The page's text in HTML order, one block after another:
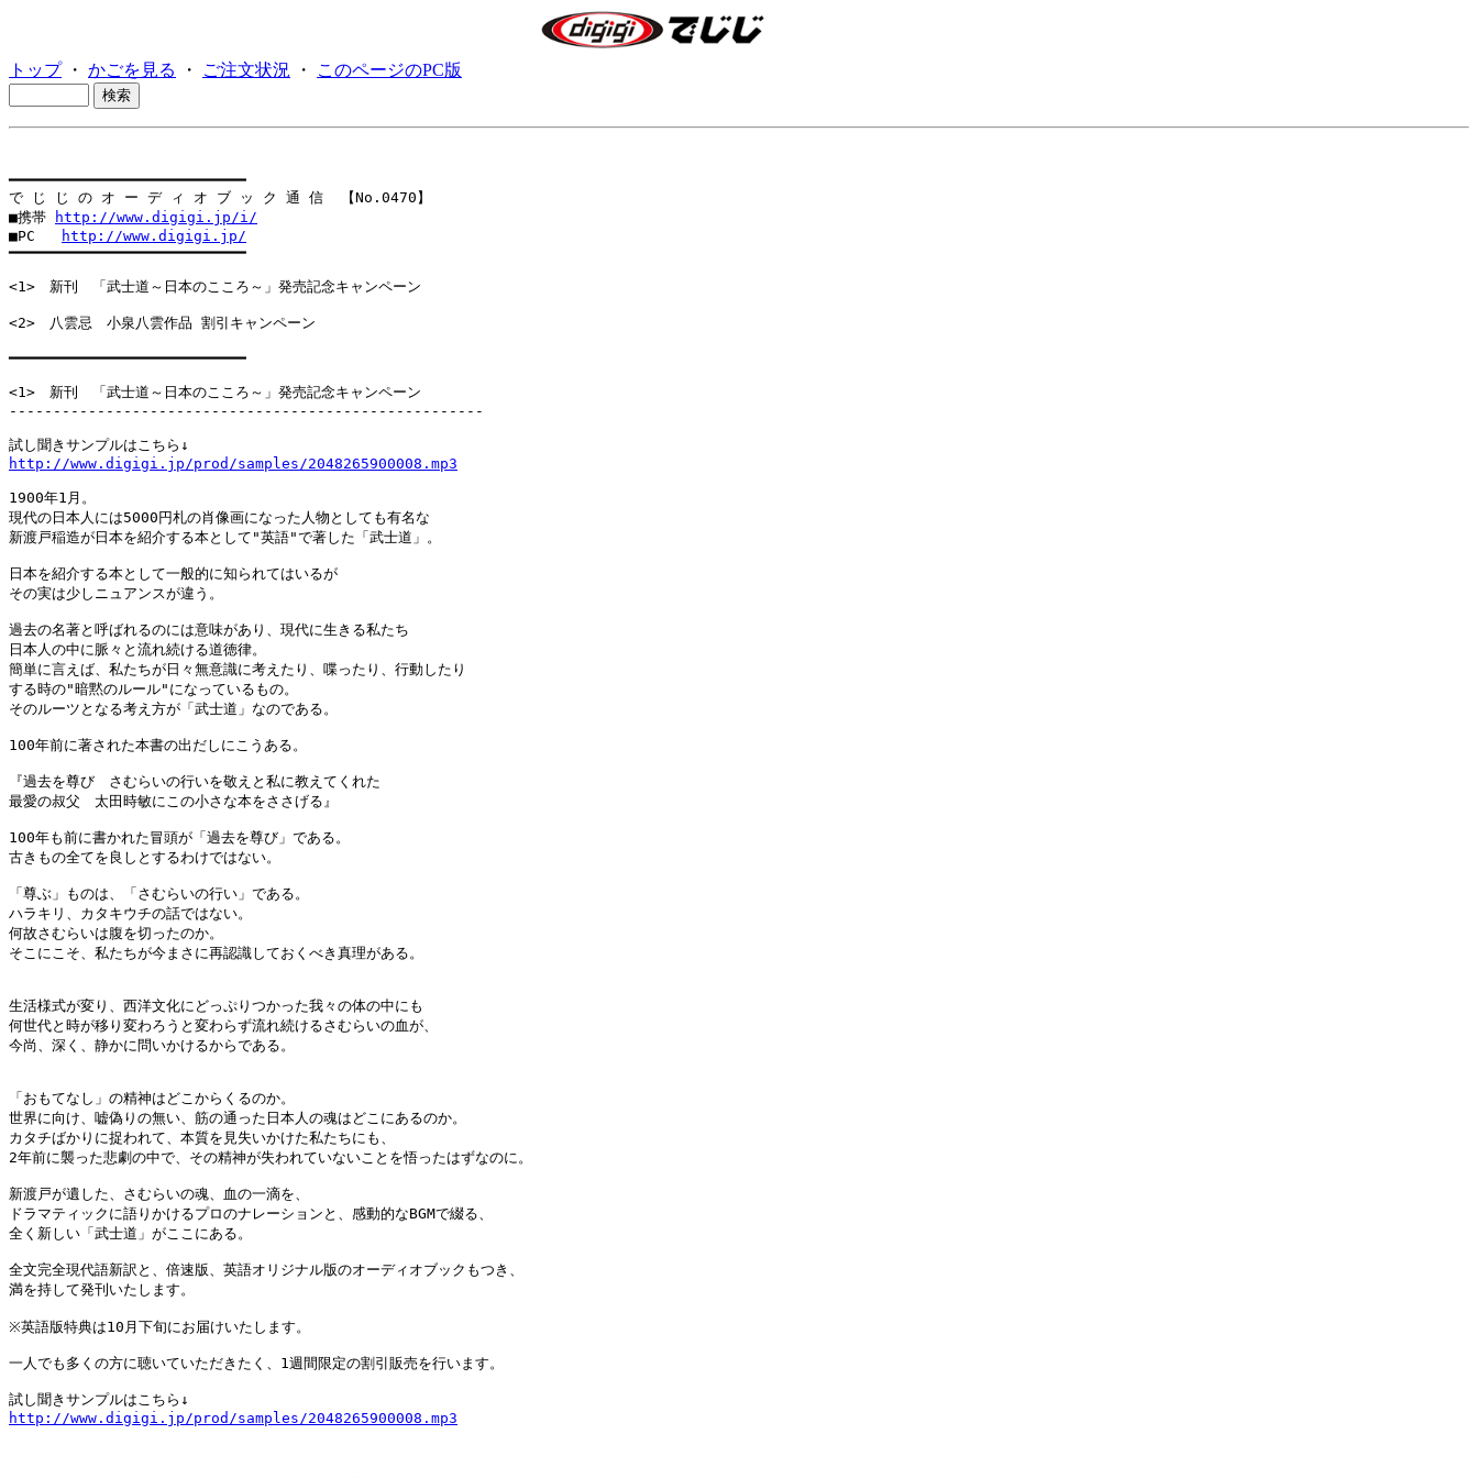
トップ・ かごを見る ・ ご注文状況 ・ このページのPC版
━━━━━━━━━━━━━━━━━━━━━━━━━━━
で じ じ の オ ー デ ィ オ ブ ッ ク 通 信  【No.0470】
■携帯
http://www.digigi.jp/i/
■PC
http://www.digigi.jp/
━━━━━━━━━━━━━━━━━━━━━━━━━━━
<1>　新刊　「武士道～日本のこころ～」発売記念キャンペーン
<2>　八雲忌　小泉八雲作品 割引キャンペーン
━━━━━━━━━━━━━━━━━━━━━━━━━━━
<1>　新刊　「武士道～日本のこころ～」発売記念キャンペーン
------------------------------------------------------
http://www.digigi.jp/prod/samples/2048265900008.mp3
1900年1月。
現代の日本人には5000円札の肖像画になった人物としても有名な
新渡戸稲造が日本を紹介する本として"英語"で著した「武士道」。
日本を紹介する本として一般的に知られてはいるが
その実は少しニュアンスが違う。
過去の名著と呼ばれるのには意味があり、現代に生きる私たち
日本人の中に脈々と流れ続ける道徳律。
簡単に言えば、私たちが日々無意識に考えたり、喋ったり、行動したり
する時の"暗黙のルール"になっているもの。
そのルーツとなる考え方が「武士道」なのである。
100年前に著された本書の出だしにこうある。
『過去を尊び　さむらいの行いを敬えと私に教えてくれた
最愛の叔父　太田時敏にこの小さな本をささげる』
100年も前に書かれた冒頭が「過去を尊び」である。
古きもの全てを良しとするわけではない。
「尊ぶ」ものは、「さむらいの行い」である。
ハラキリ、カタキウチの話ではない。
何故さむらいは腹を切ったのか。
そこにこそ、私たちが今まさに再認識しておくべき真理がある。
生活様式が変り、西洋文化にどっぷりつかった我々の体の中にも
何世代と時が移り変わろうと変わらず流れ続けるさむらいの血が、
今尚、深く、静かに問いかけるからである。
「おもてなし」の精神はどこからくるのか。
世界に向け、嘘偽りの無い、筋の通った日本人の魂はどこにあるのか。
カタチばかりに捉われて、本質を見失いかけた私たちにも、
2年前に襲った悲劇の中で、その精神が失われていないことを悟ったはずなのに。
新渡戸が遺した、さむらいの魂、血の一滴を、
ドラマティックに語りかけるプロのナレーションと、感動的なBGMで綴る、
全く新しい「武士道」がここにある。
全文完全現代語新訳と、倍速版、英語オリジナル版のオーディオブックもつき、
満を持して発刊いたします。
※英語版特典は10月下旬にお届けいたします。
一人でも多くの方に聴いていただきたく、1週間限定の割引販売を行います。
http://www.digigi.jp/prod/samples/2048265900008.mp3